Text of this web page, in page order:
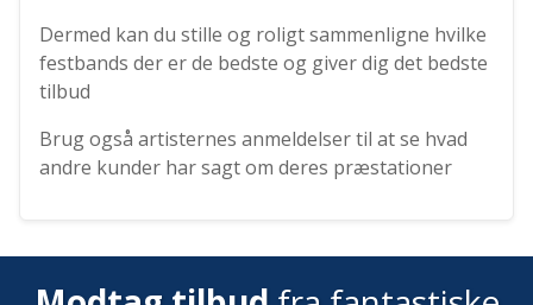
Dermed kan du stille og roligt sammenligne hvilke
festbands der er de bedste og giver dig det bedste
tilbud
Brug også artisternes anmeldelser til at se hvad
andre kunder har sagt om deres præstationer